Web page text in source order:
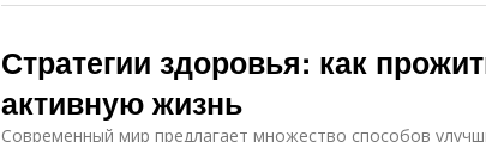
Стратегии здоровья: как
активную жизнь
Современный мир предлагает множество способов